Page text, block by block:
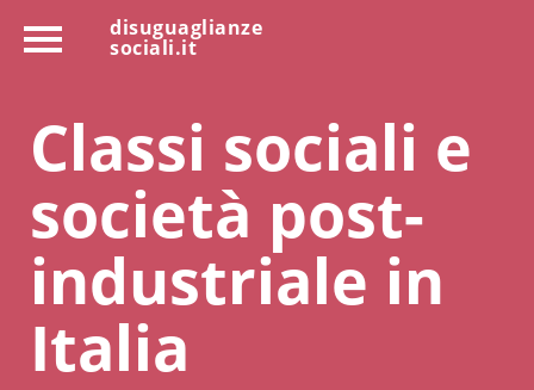
disuguaglianze
sociali.it
Classi sociali e
società post-
industriale in
Italia